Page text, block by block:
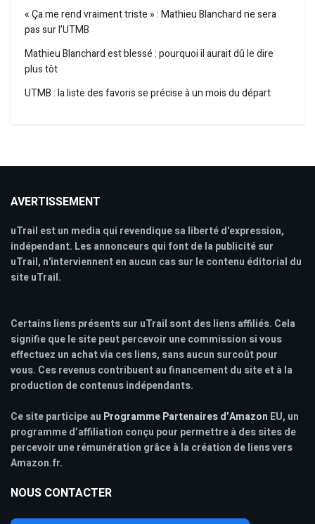
« Ça me rend vraiment triste » : Mathieu Blanchard ne sera
pas sur l’UTMB
Mathieu Blanchard est blessé : pourquoi il aurait dû le dire
plus tôt
UTMB : la liste des favoris se précise à un mois du départ
AVERTISSEMENT
uTrail est un media qui revendique sa liberté d'expression,
indépendant. Les annonceurs qui font de la publicité sur
uTrail, n'interviennent en aucun cas sur le contenu éditorial du
site uTrail.
Certains liens présents sur uTrail sont des liens affiliés. Cela
signifie que le site peut percevoir une commission si vous
effectuez un achat via ces liens, sans aucun surcoût pour
vous. Ces revenus contribuent au financement du site et à la
production de contenus indépendants.
Ce site participe au Programme Partenaires d’Amazon EU, un
programme d’affiliation conçu pour permettre à des sites de
percevoir une rémunération grâce à la création de liens vers
Amazon.fr.
NOUS CONTACTER